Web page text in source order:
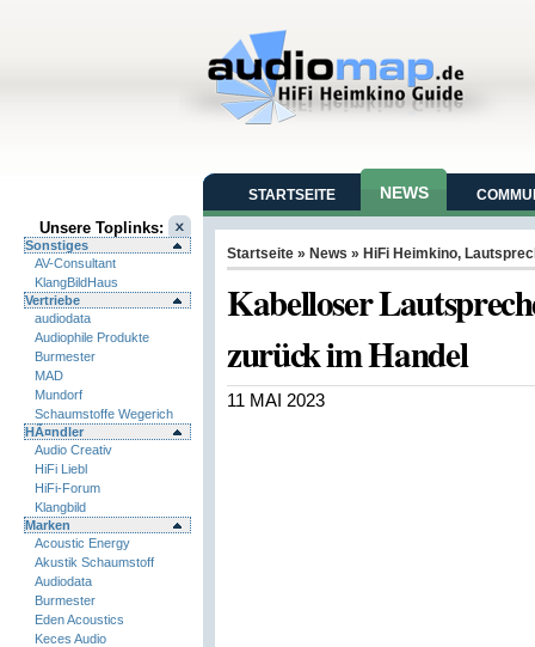
Unsere Toplinks:
Sonstiges
AV-Consultant
KlangBildHaus
Vertriebe
audiodata
Audiophile Produkte
Burmester
MAD
Mundorf
Schaumstoffe Wegerich
HÃ¤ndler
Audio Creativ
HiFi Liebl
HiFi-Forum
Klangbild
Marken
Acoustic Energy
Akustik Schaumstoff
Audiodata
Burmester
Eden Acoustics
Keces Audio
STARTSEITE NEWS
Startseite » News » HiFi Heimkino,
Kabelloser
zurück im Handel
11 MAI 2023